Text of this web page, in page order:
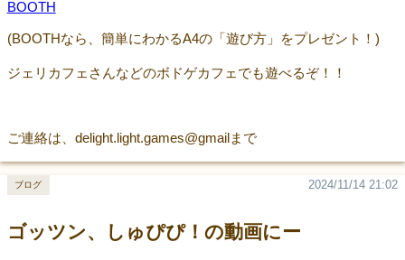
BOOTH
(BOOTHなら、簡単にわかるA4の「遊び方」をプレゼント！)
ジェリカフェさんなどのボドゲカフェでも遊べるぞ！！
ご連絡は、delight.light.games@gmailまで
ゴッツン、しゅぴぴ！の動画にー
2024/11/14 21:02
ブログ